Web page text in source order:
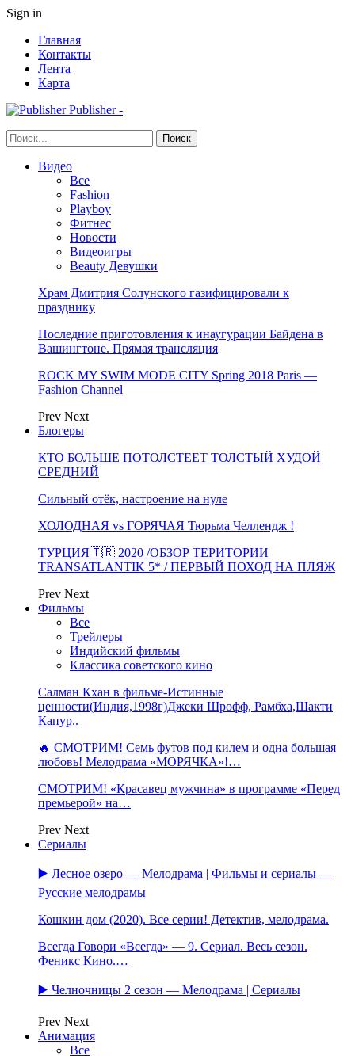
Sign in
Главная
Контакты
Лента
Карта
Publisher -
Видео
Все
Fashion
Playboy
Фитнес
Новости
Видеоигры
Beauty Девушки
Храм Дмитрия Солунского газифицировали к
празднику
Последние приготовления к инаугурации Байдена в
Вашингтоне. Прямая трансляция
ROCK MY SWIM MODE CITY Spring 2018 Paris —
Fashion Channel
Prev Next
Блогеры
КТО БОЛЬШЕ ПОТОЛСТЕЕТ ТОЛСТЫЙ ХУДОЙ
СРЕДНИЙ
Сильный отёк, настроение на нуле
ХОЛОДНАЯ vs ГОРЯЧАЯ Тюрьма Челлендж !
ТУРЦИЯ🇹🇷 2020 /ОБЗОР ТЕРИТОРИИ
TRANSATLANTIK 5* / ПЕРВЫЙ ПОХОД НА ПЛЯЖ
Prev Next
Фильмы
Все
Трейлеры
Индийский фильмы
Классика советского кино
Салман Кхан в фильме-Истинные
ценности(Индия,1998г)Джеки Шрофф, Рамбха,Шакти
Капур..
🔥 СМОТРИМ! Семь футов под килем и одна большая
любовь! Мелодрама «МОРЯЧКА»!…
СМОТРИМ! «Красавец мужчина» в программе «Перед
премьерой» на…
Prev Next
Сериалы
▶️ Лесное озеро — Мелодрама | Фильмы и сериалы —
Русские мелодрамы
Кошкин дом (2020). Все серии! Детектив, мелодрама.
Всегда Говори «Всегда» — 9. Сериал. Весь сезон.
Феникс Кино.…
▶️ Челночницы 2 сезон — Мелодрама | Сериалы
Prev Next
Анимация
Все